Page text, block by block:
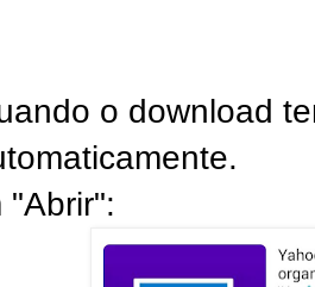
o download
"Abrir":